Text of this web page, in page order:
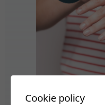
Cookie policy